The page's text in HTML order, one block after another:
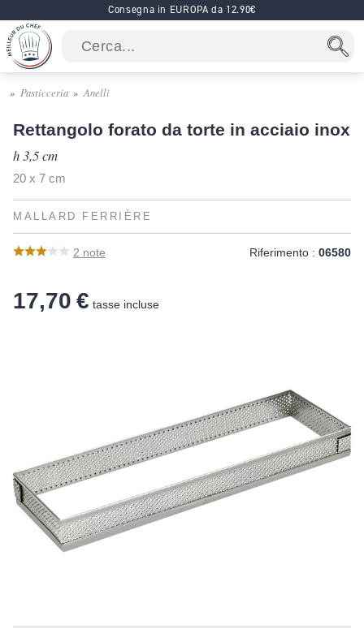
Consegna in EUROPA da 12.90€
Pasticceria Anelli
Rettangolo forato da torte in acciaio inox
h 3,5 cm
20 x 7 cm
MALLARD FERRIÈRE
2 note Riferimento : 06580
17,70 € tasse incluse